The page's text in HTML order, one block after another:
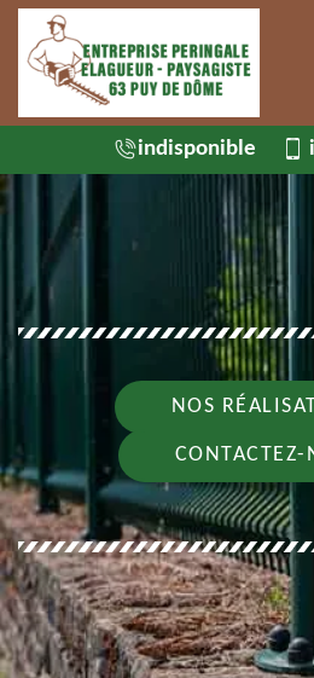
indisponible
NOS
CONTACTEZ-